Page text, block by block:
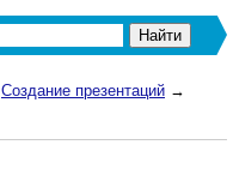
Создание презентаций →